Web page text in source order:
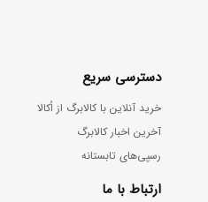
دسترسی سریع
خرید آنلاین با کالابرگ از اُکالا
آخرین اخبار کالابرگ
رسپی‌های تابستانه
ارتباط با ما